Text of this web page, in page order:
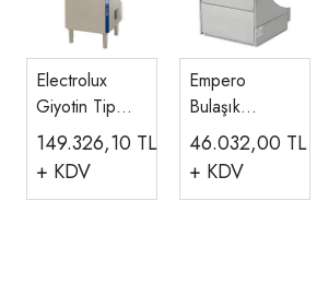
Electrolux
Giyotin Tip
Bulaşık
Makinesi,
1000 Tabak
149.326,10 TL
+ KDV
Empero
Bulaşık
Makinesi
Tezgahaltı,
500
46.032,00 TL
+ KDV